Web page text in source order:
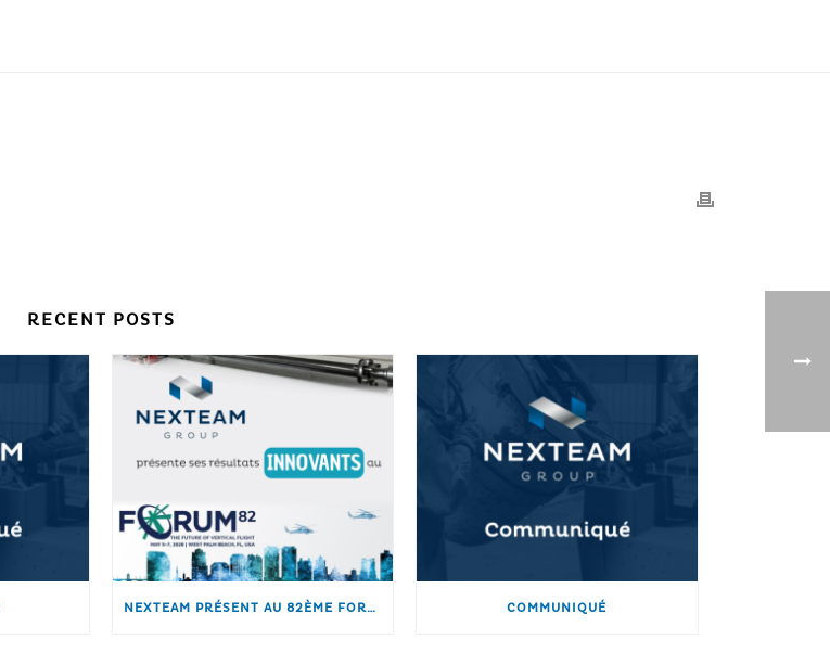
RECENT POSTS
NEXTEAM PRÉSENT AU 82ÈME FORUM DE LA VERTICAL FLIGHT SOCIETY COMMUNIQUÉ